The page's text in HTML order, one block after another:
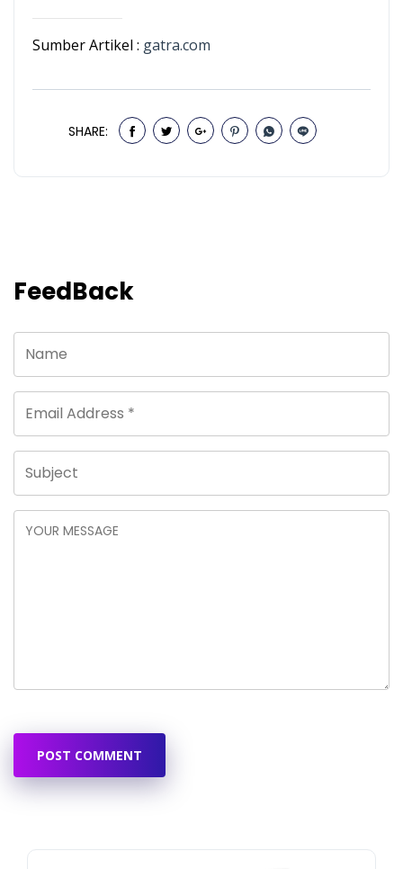
Sumber Artikel : gatra.com
SHARE:
FeedBack
POST COMMENT